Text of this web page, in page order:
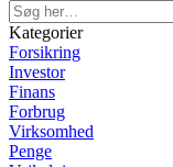
Kategorier
Forsikring
Investor
Finans
Forbrug
Virksomhed
Penge